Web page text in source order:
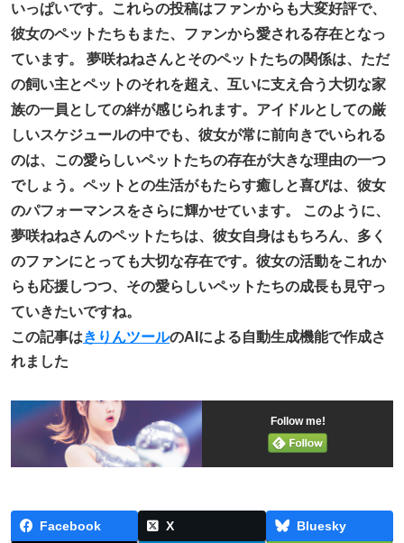
いっぱいです。これらの投稿はファンからも大変好評で、
彼女のペットたちもまた、ファンから愛される存在となっ
ています。 夢咲ねねさんとそのペットたちの関係は、ただ
の飼い主とペットのそれを超え、互いに支え合う大切な家
族の一員としての絆が感じられます。アイドルとしての厳
しいスケジュールの中でも、彼女が常に前向きでいられる
のは、この愛らしいペットたちの存在が大きな理由の一つ
でしょう。ペットとの生活がもたらす癒しと喜びは、彼女
のパフォーマンスをさらに輝かせています。 このように、
夢咲ねねさんのペットたちは、彼女自身はもちろん、多く
のファンにとっても大切な存在です。彼女の活動をこれか
らも応援しつつ、その愛らしいペットたちの成長も見守っ
ていきたいですね。
この記事はきりんツールのAIによる自動生成機能で作成さ
れました
Follow me!
Facebook X
Bluesky